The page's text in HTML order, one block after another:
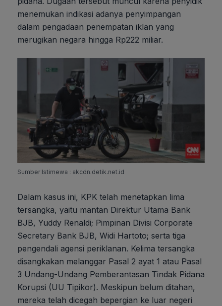
menemukan indikasi adanya penyimpangan
dalam pengadaan penempatan iklan yang
merugikan negara hingga Rp222 miliar.
Sumber Istimewa : akcdn.detik.net.id
Dalam kasus ini, KPK telah menetapkan lima
tersangka, yaitu mantan Direktur Utama Bank
BJB, Yuddy Renaldi; Pimpinan Divisi Corporate
Secretary Bank BJB, Widi Hartoto; serta tiga
pengendali agensi periklanan. Kelima tersangka
disangkakan melanggar Pasal 2 ayat 1 atau Pasal
3 Undang-Undang Pemberantasan Tindak Pidana
Korupsi (UU Tipikor). Meskipun belum ditahan,
mereka telah dicegah bepergian ke luar negeri